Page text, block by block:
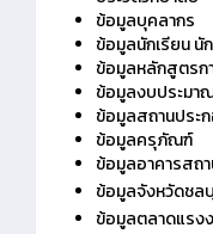
ข้อมูลบุคลากร
ข้อมูลนักเรียน นั
ข้อมูลหลักสูตรก
ข้อมูลงบประมา
ข้อมูลสถานประ
ข้อมูลครุภัณฑ์
ข้อมูลอาคารสถ
ข้อมูลจังหวัดชล
ข้อมูลตลาดแรง